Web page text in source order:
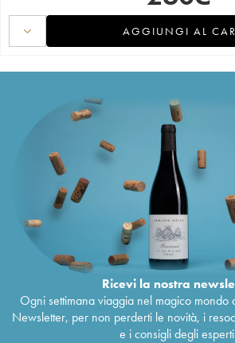
AGGIUNGI AL
Ricevi la nostra
Ogni settimana viaggia nel magico mondo
Newsletter, per non perderti le novità, i
e i consigli degli